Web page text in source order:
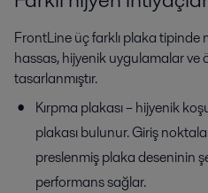
FrontLine üç farklı plaka tipinde
hassas, hijyenik uygulamalar ve
tasarlanmıştır.
Kırpma plakası – hijyenik
plakası bulunur. Giriş
preslenmiş plaka deseninin
performans sağlar.